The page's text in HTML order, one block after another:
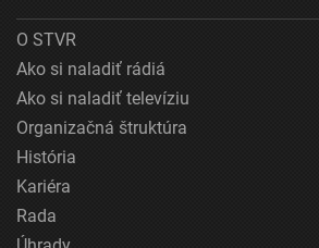
O STVR
Ako si naladiť rádiá
Ako si naladiť televíziu
Organizačná štruktúra
História
Kariéra
Rada